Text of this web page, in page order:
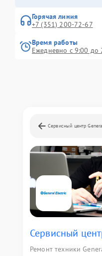
Горячая линия
+7 (351) 200-72-67
Время работы
Ежедневно с 9:00 до
Сервисный центр
Сервисный
Ремонт техники